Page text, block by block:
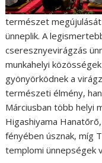
természet
ünneplik. A
cseresznyevirágzás
munkahelyi
gyönyörködnek a
természeti élmény,
Márciusban több helyi
Higashiyama
fényében úsznak, míg
templomi